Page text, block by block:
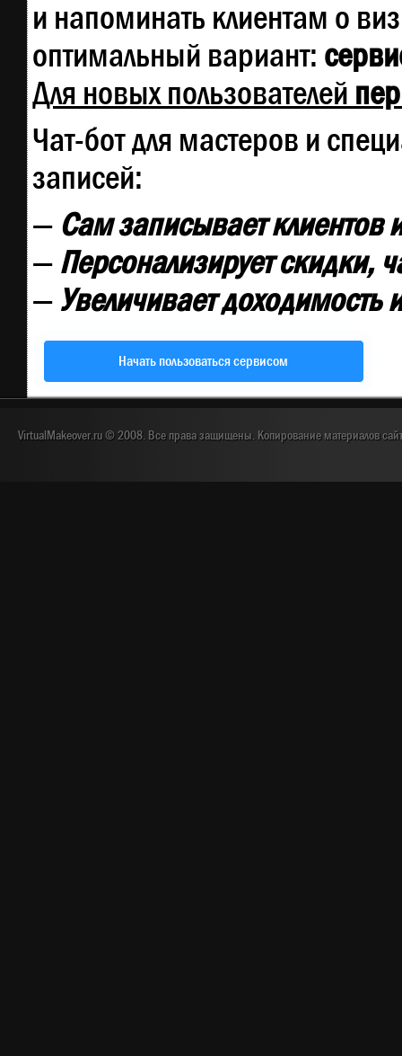
и напоминать клиентам о
оптимальный вариант:
Для новых пользователей
Чат-бот для мастеров и
записей:
— Сам записывает клиентов
— Персонализирует скидки,
— Увеличивает доходимость
Начать пользоваться сервисом
VirtualMakeover.ru © 2008. Все права защищены. Копирование материалов